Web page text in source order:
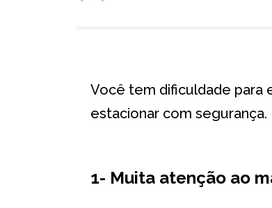
Você tem dificuldade para
estacionar com segurança.
1- Muita atenção ao